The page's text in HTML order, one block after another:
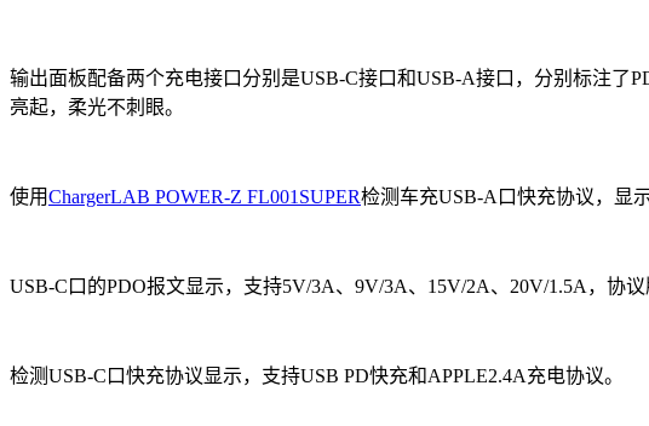
输出面板配备两个充电接口分别是USB-C接口和USB-A接口，分别标注
亮起，柔光不刺眼。
使用ChargerLAB POWER-Z FL001SUPER检测车充USB-A口快充协议，显
USB-C口的PDO报文显示，支持5V/3A、9V/3A、15V/2A、20V/1.5A，协议
检测USB-C口快充协议显示，支持USB PD快充和APPLE2.4A充电协议。